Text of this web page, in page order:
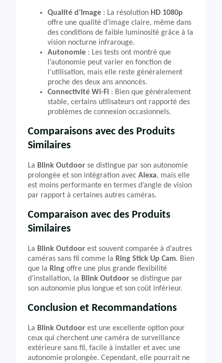
Qualité d’Image : La résolution HD 1080p
offre une qualité d’image claire, même dans
des conditions de faible luminosité grâce à la
vision nocturne infrarouge.
Autonomie : Les tests ont montré que
l’autonomie peut varier en fonction de
l’utilisation, mais elle reste généralement
proche des deux ans annoncés.
Connectivité Wi-Fi : Bien que généralement
stable, certains utilisateurs ont rapporté des
problèmes de connexion occasionnels.
Comparaisons avec des Produits
Similaires
La Blink Outdoor se distingue par son autonomie
prolongée et son intégration avec Alexa, mais elle
est moins performante en termes d’angle de vision
par rapport à certaines autres caméras.
Comparaison avec des Produits
Similaires
La Blink Outdoor est souvent comparée à d’autres
caméras sans fil comme la Ring Stick Up Cam. Bien
que la Ring offre une plus grande flexibilité
d’installation, la Blink Outdoor se distingue par
son autonomie plus longue et son coût inférieur.
Conclusion et Recommandations
La Blink Outdoor est une excellente option pour
ceux qui cherchent une caméra de surveillance
extérieure sans fil, facile à installer et avec une
autonomie prolongée. Cependant, elle pourrait ne